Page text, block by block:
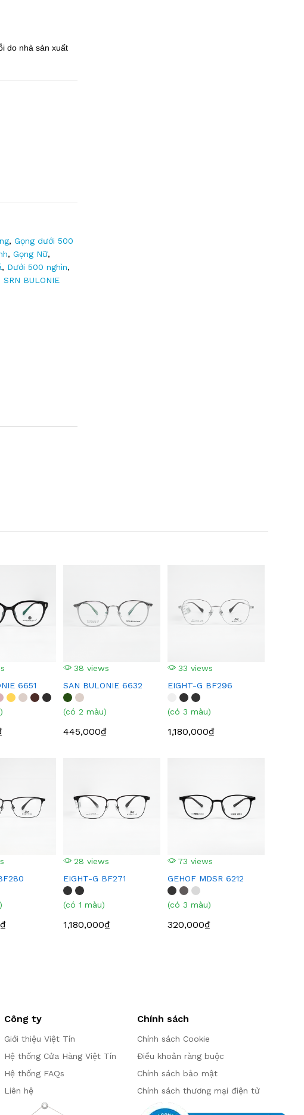
do nhà sản xuất
, Gọng dưới 500
, Gọng Nữ,
, Dưới 500 nghìn,
SRN BULONIE
6651
38 views
SAN BULONIE 6632
(có 2 màu)
445,000₫
33 views
EIGHT-G BF296
(có 3 màu)
1,180,000₫
28 views
EIGHT-G BF271
(có 1 màu)
1,180,000₫
73 views
GEHOF MDSR 6212
(có 3 màu)
320,000₫
Công ty
Giới thiệu Việt Tín
Hệ thống Cửa Hàng Việt Tín
Hệ thống FAQs
Liên hệ
Chính sách
Chính sách Cookie
Điều khoản ràng buộc
Chính sách bảo mật
Chính sách thương mại điện tử